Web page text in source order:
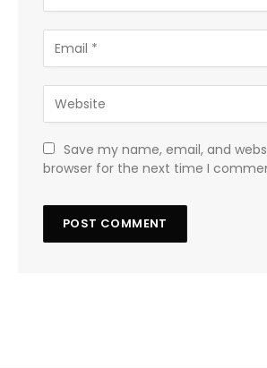
Save my name, email, and
browser for the next time I